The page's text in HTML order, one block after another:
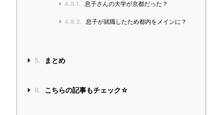
4.8.1. 息子さんの大学が京都だった？
4.8.2. 息子が就職したため都内をメインに？
5. まとめ
6. こちらの記事もチェック☆